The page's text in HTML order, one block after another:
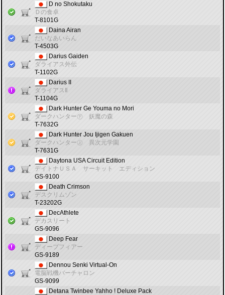
D no Shokutaku
Ｄの食卓
T-8101G
Daina Airan
だいなあいらん
T-4503G
Darius Gaiden
ダライアス外伝
T-1102G
Darius II
ダライアスⅡ
T-1104G
Dark Hunter Ge Youma no Mori
ダークハンター㊦ 妖魔の森
T-7632G
Dark Hunter Jou Ijigen Gakuen
ダークハンター㊤ 異次元学園
T-7631G
Daytona USA Circuit Edition
デイトナＵＳＡ サーキット エディション
GS-9100
Death Crimson
デスクリムゾン
T-23202G
DecAthlete
デカスリート
GS-9096
Deep Fear
ディープフィアー
GS-9189
Dennou Senki Virtual-On
電脳戦機バーチャロン
GS-9099
Detana Twinbee Yahho ! Deluxe Pack